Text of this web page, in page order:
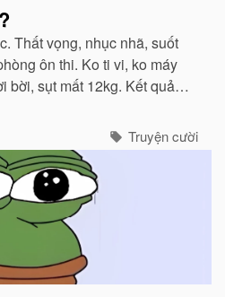
Thất vọng, nhục nhã, suốt
ôn thi. Ko ti vi, ko máy
bời, sụt mất 12kg. Kết quả
Truyện cười